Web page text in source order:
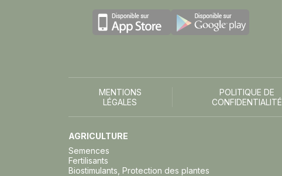
MENTIONS
LÉGALES
POLITIQUE DE
CONFIDENTIALITÉ
AGRICULTURE
Semences
Fertilisants
Biostimulants, Protection des plantes